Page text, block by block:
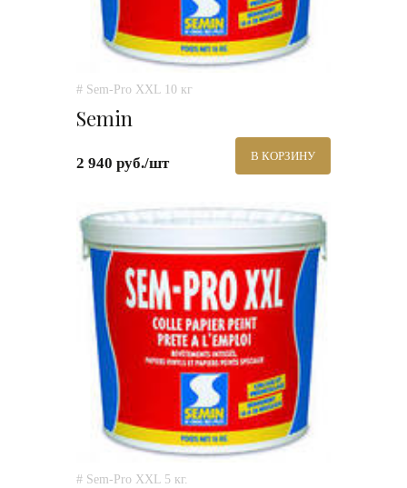
# Sem-Pro XXL 10 кг
Semin
2 940 руб./шт В КОРЗИНУ
# Sem-Pro XXL 5 кг.